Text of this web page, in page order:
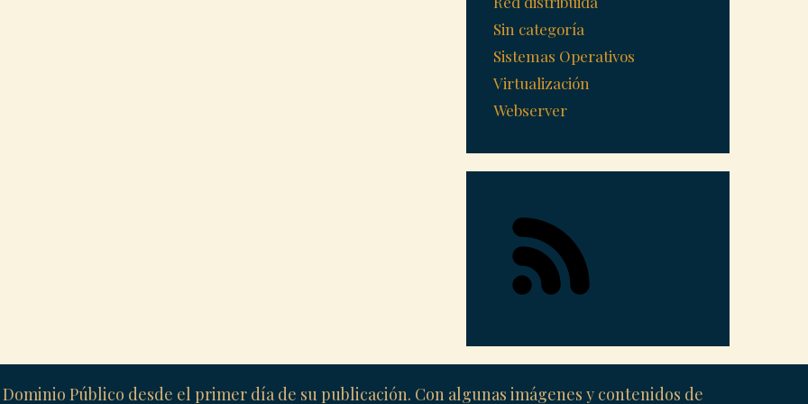
Sin categoría
Sistemas Operativos
Virtualización
Webserver
Público desde el primer día de su publicación. Con algunas imágenes y contenidos de